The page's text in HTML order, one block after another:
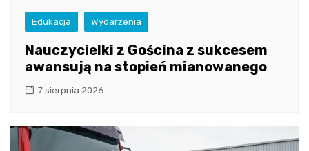
Edukacja Wydarzenia
Nauczycielki z Gościna z sukcesem
awansują na stopień mianowanego
7 sierpnia 2026